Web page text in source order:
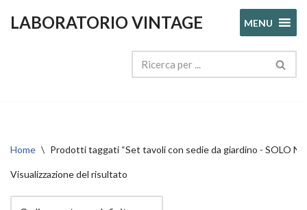
LABORATORIO VINTAGE MENU
Home \ Prodotti taggati “Set tavoli con sedie da giardino - SOLO
Visualizzazione del risultato